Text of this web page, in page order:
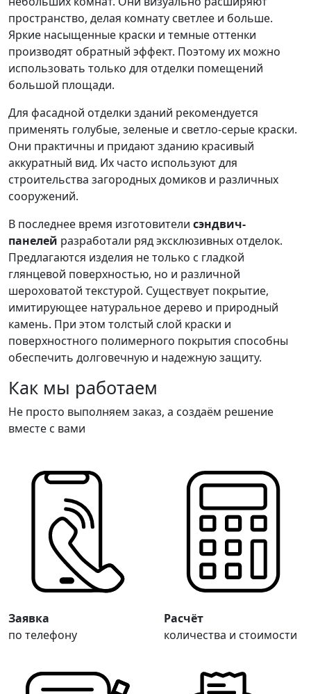
пространство, делая комнату светлее и больше.
Яркие насыщенные краски и темные оттенки
производят обратный эффект. Поэтому их можно
использовать только для отделки помещений
большой площади.
Для фасадной отделки зданий рекомендуется
применять голубые, зеленые и светло-серые краски.
Они практичны и придают зданию красивый
аккуратный вид. Их часто используют для
строительства загородных домиков и различных
сооружений.
В последнее время изготовители сэндвич-
панелей разработали ряд эксклюзивных отделок.
Предлагаются изделия не только с гладкой
глянцевой поверхностью, но и различной
шероховатой текстурой. Существует покрытие,
имитирующее натуральное дерево и природный
камень. При этом толстый слой краски и
поверхностного полимерного покрытия способны
обеспечить долговечную и надежную защиту.
Как мы работаем
Не просто выполняем заказ, а создаём решение
вместе с вами
Заявка
по телефону
Расчёт
количества и стоимости